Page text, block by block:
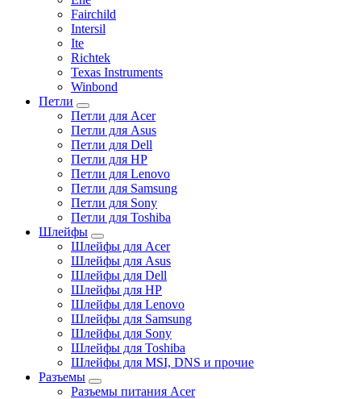
Fairchild
Intersil
Ite
Richtek
Texas Instruments
Winbond
Петли
Петли для Acer
Петли для Asus
Петли для Dell
Петли для HP
Петли для Lenovo
Петли для Samsung
Петли для Sony
Петли для Toshiba
Шлейфы
Шлейфы для Acer
Шлейфы для Asus
Шлейфы для Dell
Шлейфы для HP
Шлейфы для Lenovo
Шлейфы для Samsung
Шлейфы для Sony
Шлейфы для Toshiba
Шлейфы для MSI, DNS и прочие
Разъемы
Разъемы питания Acer